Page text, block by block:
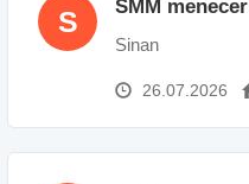
S SMM
Sinan
26.07.2026